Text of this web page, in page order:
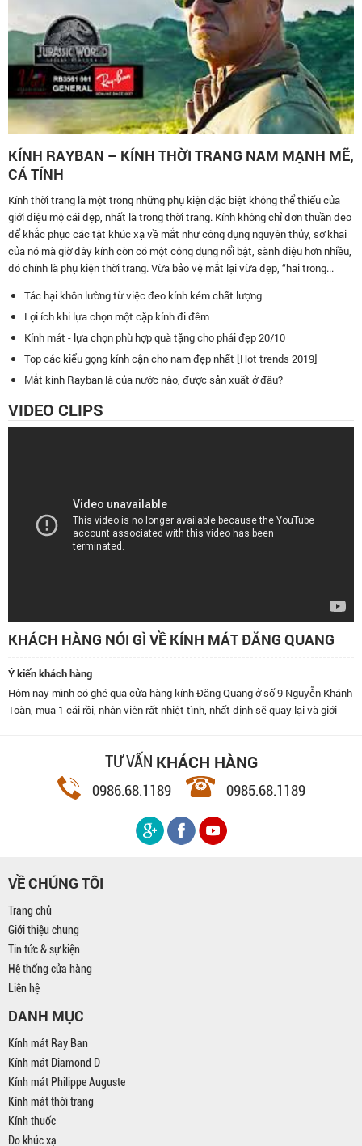
KÍNH RAYBAN – KÍNH THỜI TRANG NAM MẠNH MẼ,
CÁ TÍNH
Kính thời trang là một trong những phụ kiện đặc biệt không thể thiếu của
giới điệu mộ cái đẹp, nhất là trong thời trang. Kính không chỉ đơn thuần đeo
để khắc phục các tật khúc xạ về mắt như công dụng nguyên thủy, sơ khai
của nó mà giờ đây kính còn có một công dụng nổi bật, sành điệu hơn nhiều,
đó chính là phụ kiện thời trang. Vừa bảo vệ mắt lại vừa đẹp, “hai trong...
Tác hại khôn lường từ việc đeo kính kém chất lượng
Lợi ích khi lựa chọn một cặp kính đi đêm
Kính mát - lựa chọn phù hợp quà tặng cho phái đẹp 20/10
Top các kiểu gọng kính cận cho nam đẹp nhất [Hot trends 2019]
Mắt kính Rayban là của nước nào, được sản xuất ở đâu?
VIDEO CLIPS
KHÁCH HÀNG NÓI GÌ VỀ KÍNH MÁT ĐĂNG QUANG
Ý kiến khách hàng
cửa hàng kính Đăng Quang ở số 9 Nguyễn Khánh
viên rất nhiệt tình, nhất định sẽ quay lại và giới
Đã dùng kính của
thái độ phục vụ bên
TƯ VẤN KHÁCH HÀNG
0986.68.1189 0985.68.1189
VỀ CHÚNG TÔI
Trang chủ
Giới thiệu chung
Tin tức & sự kiện
Hệ thống cửa hàng
Liên hệ
DANH MỤC
Kính mát Ray Ban
Kính mát Diamond D
Kính mát Philippe Auguste
Kính mát thời trang
Kính thuốc
Đo khúc xạ